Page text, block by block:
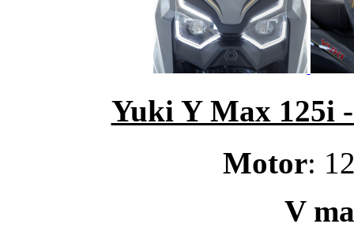
Yuki Y Max 125i
Motor:
V